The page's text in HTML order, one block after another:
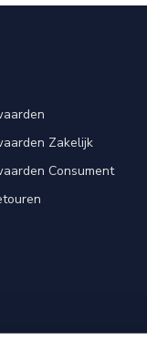
Zakelijk
Consument